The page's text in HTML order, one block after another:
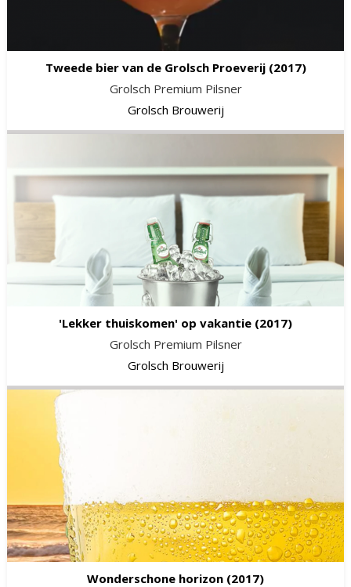
Tweede bier van de Grolsch Proeverij (2017)
Grolsch Premium Pilsner
Grolsch Brouwerij
'Lekker thuiskomen' op vakantie (2017)
Grolsch Premium Pilsner
Grolsch Brouwerij
Wonderschone horizon (2017)